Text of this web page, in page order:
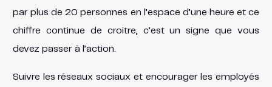
par plus de 20 personnes en l’espace d’une heure et ce
chiffre continue de croitre, c’est un signe que vous
devez passer à l’action.
Suivre les réseaux sociaux et encourager les employés